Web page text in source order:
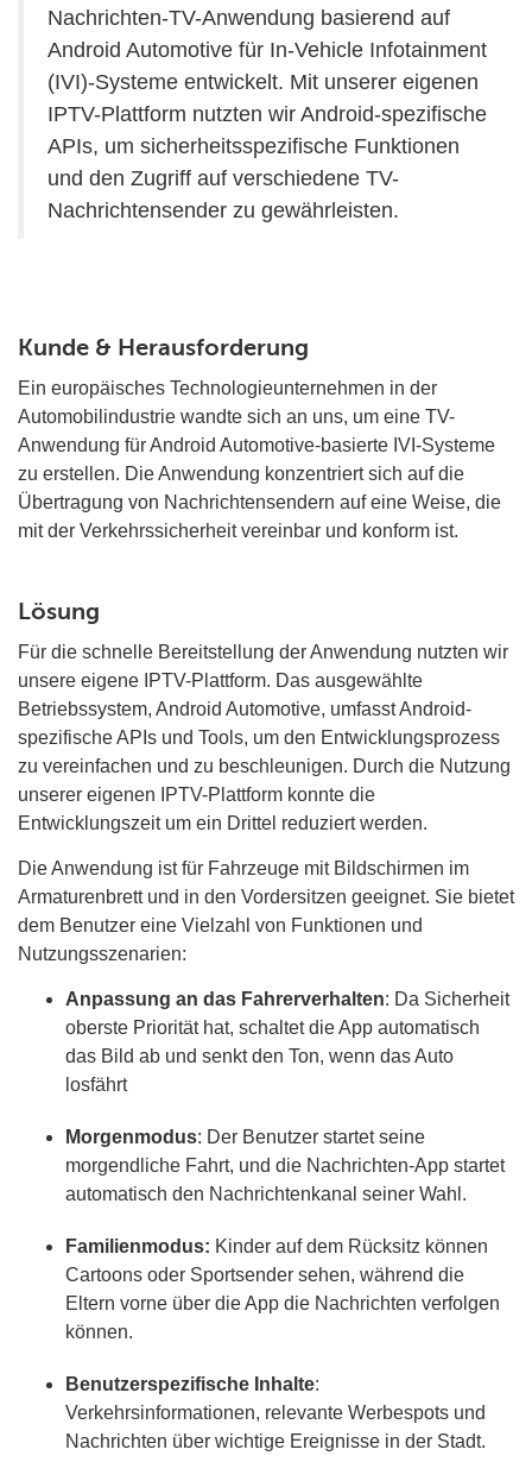
Nachrichten-TV-Anwendung basierend auf
Android Automotive für In-Vehicle Infotainment
(IVI)-Systeme entwickelt. Mit unserer eigenen
IPTV-Plattform nutzten wir Android-spezifische
APIs, um sicherheitsspezifische Funktionen
und den Zugriff auf verschiedene TV-
Nachrichtensender zu gewährleisten.
Kunde & Herausforderung
Ein europäisches Technologieunternehmen in der
Automobilindustrie wandte sich an uns, um eine TV-
Anwendung für Android Automotive-basierte IVI-Systeme
zu erstellen. Die Anwendung konzentriert sich auf die
Übertragung von Nachrichtensendern auf eine Weise, die
mit der Verkehrssicherheit vereinbar und konform ist.
Lösung
Für die schnelle Bereitstellung der Anwendung nutzten wir
unsere eigene IPTV-Plattform. Das ausgewählte
Betriebssystem, Android Automotive, umfasst Android-
spezifische APIs und Tools, um den Entwicklungsprozess
zu vereinfachen und zu beschleunigen. Durch die Nutzung
unserer eigenen IPTV-Plattform konnte die
Entwicklungszeit um ein Drittel reduziert werden.
Die Anwendung ist für Fahrzeuge mit Bildschirmen im
Armaturenbrett und in den Vordersitzen geeignet. Sie bietet
dem Benutzer eine Vielzahl von Funktionen und
Nutzungsszenarien:
Anpassung an das Fahrerverhalten: Da Sicherheit
oberste Priorität hat, schaltet die App automatisch
das Bild ab und senkt den Ton, wenn das Auto
losfährt
Morgenmodus: Der Benutzer startet seine
morgendliche Fahrt, und die Nachrichten-App startet
automatisch den Nachrichtenkanal seiner Wahl.
Familienmodus: Kinder auf dem Rücksitz können
Cartoons oder Sportsender sehen, während die
Eltern vorne über die App die Nachrichten verfolgen
können.
Benutzerspezifische Inhalte:
Verkehrsinformationen, relevante Werbespots und
Nachrichten über wichtige Ereignisse in der Stadt.